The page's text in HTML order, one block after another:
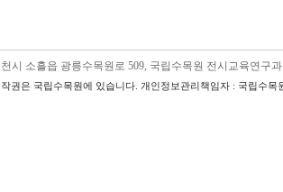
시 소흘읍 광릉수목원로 509, 국립수목원 전시교육연구
권은 국립수목원에 있습니다. 개인정보관리책임자 : 국립수목